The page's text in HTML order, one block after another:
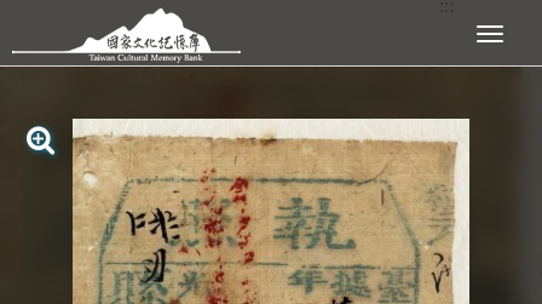
跳到主要內容區塊 展開選單